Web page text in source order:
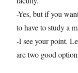
-Yes, but if you
to have to study a
-I see your point.
are two good